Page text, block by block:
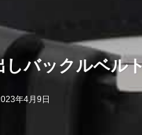
しバックルベル
年4月9日